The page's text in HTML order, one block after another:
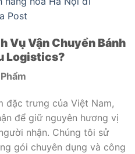
Post
Vụ Vận Chuyển Bánh
Logistics?
đặc trưng của Việt Nam,
để giữ nguyên hương vị
nhận. Chúng tôi sử
gói chuyên dụng và công